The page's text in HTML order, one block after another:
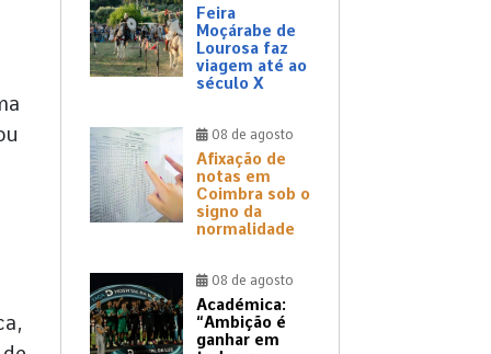
Feira
Moçárabe de
Lourosa faz
viagem até ao
século X
08 de agosto
Afixação de
notas em
Coimbra sob o
signo da
normalidade
08 de agosto
Académica:
“Ambição é
ganhar em